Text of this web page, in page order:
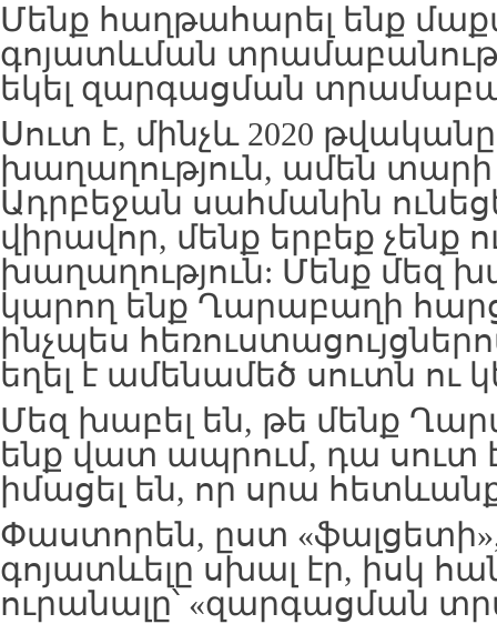
Մենք հաղթահարել ենք
գոյատևման
եկել զարգացման
Սուտ է, մինչև 2020 թվականը
խաղաղություն, ամեն
Ադրբեջան սահմանին
վիրավոր, մենք երբեք չենք
խաղաղություն: Մենք մեզ
կարող ենք Ղարաբաղի
ինչպես
եղել է ամենամեծ սուտն ու
Մեզ խաբել են, թե մենք
ենք վատ ապրում, դա սուտ է
իմացել են, որ սրա
Փաստորեն, ըստ
գոյատևելը սխալ էր, իսկ
ուրանալը՝ «զարգացման